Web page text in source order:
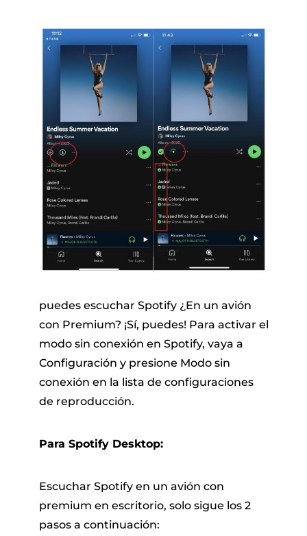
puedes escuchar Spotify ¿En un avión
con Premium? ¡Sí, puedes! Para activar el
modo sin conexión en Spotify, vaya a
Configuración y presione Modo sin
conexión en la lista de configuraciones
de reproducción.
Para Spotify Desktop:
Escuchar Spotify en un avión con
premium en escritorio, solo sigue los 2
pasos a continuación: